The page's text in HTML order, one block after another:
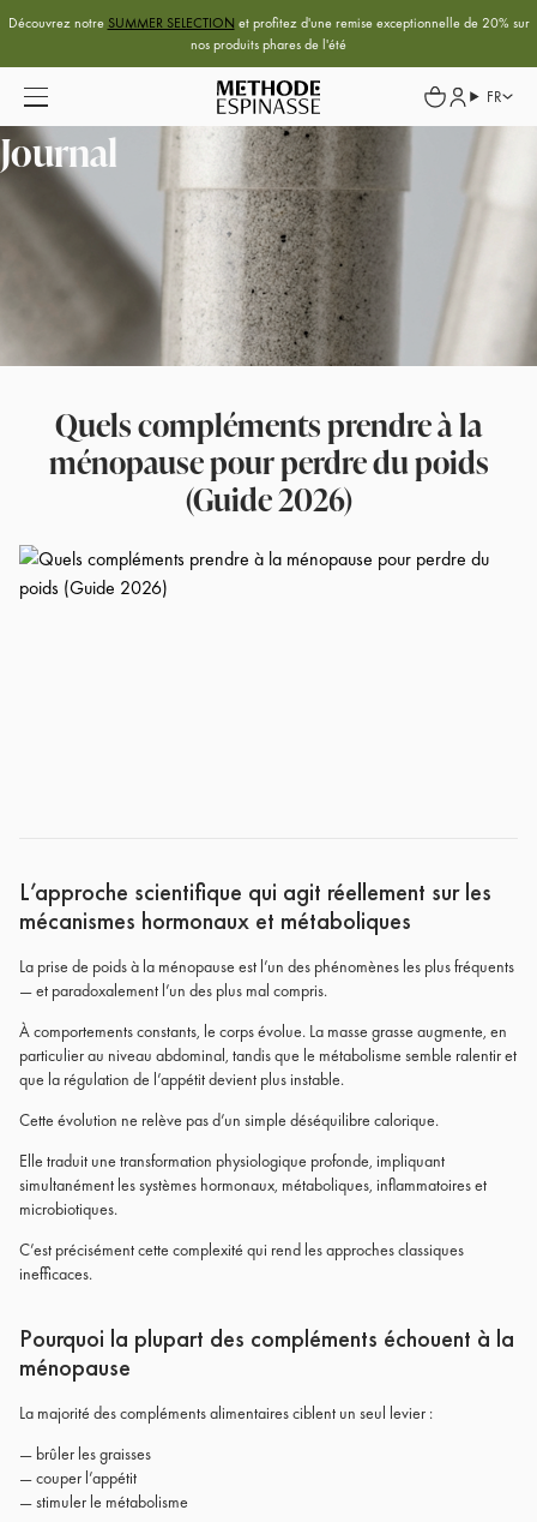
Découvrez notre SUMMER SELECTION et profitez d'une remise exceptionnelle de 20% sur
nos produits phares de l'été
FR
Journal
Quels compléments prendre à la
ménopause pour perdre du poids
(Guide 2026)
L’approche scientifique qui agit réellement sur les
mécanismes hormonaux et métaboliques
La prise de poids à la ménopause est l’un des phénomènes les plus fréquents
— et paradoxalement l’un des plus mal compris.
À comportements constants, le corps évolue. La masse grasse augmente, en
particulier au niveau abdominal, tandis que le métabolisme semble ralentir et
que la régulation de l’appétit devient plus instable.
Cette évolution ne relève pas d’un simple déséquilibre calorique.
Elle traduit une transformation physiologique profonde, impliquant
simultanément les systèmes hormonaux, métaboliques, inflammatoires et
microbiotiques.
C’est précisément cette complexité qui rend les approches classiques
inefficaces.
Pourquoi la plupart des compléments échouent à la
ménopause
La majorité des compléments alimentaires ciblent un seul levier :
— brûler les graisses
— couper l’appétit
— stimuler le métabolisme